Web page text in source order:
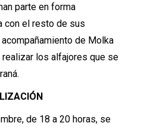
parte en forma
con el resto de sus
de Molka
realizar los alfajores que se
de 18 a 20 horas, se